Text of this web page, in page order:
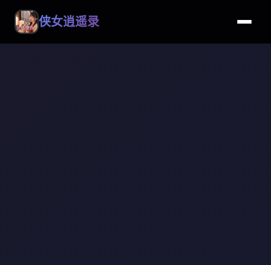
侠女逍遥录